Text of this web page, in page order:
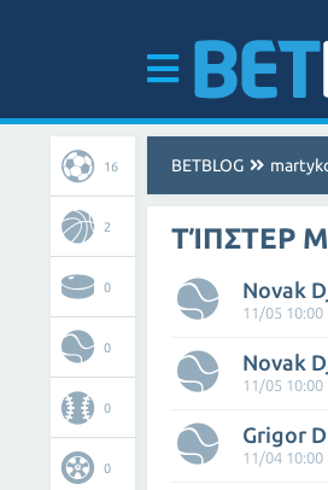
16
2
0
0
0
0
BETBLOG
ΤΊΠΣΤΕΡ
Novak
11/05 10:00
Novak
11/05 10:00
Grigor
11/04 10:00